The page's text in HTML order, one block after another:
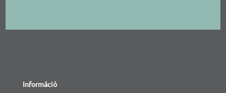
Információ